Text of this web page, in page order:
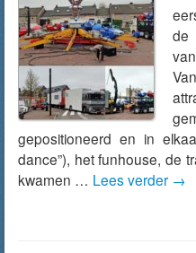
de
gepositioneerd en in
dance”), het funhouse, de
kwamen … Lees verder →